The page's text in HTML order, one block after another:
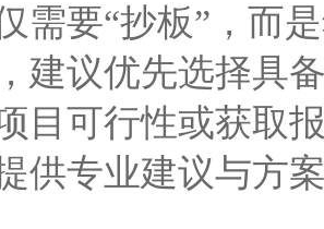
需要“抄板”，而
建议优先选择具
目可行性或获取
供专业建议与方